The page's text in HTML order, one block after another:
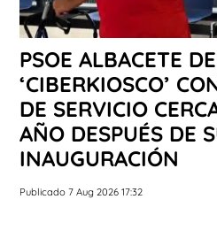
PSOE ALBACETE
‘CIBERKIOSCO’
DE SERVICIO
AÑO DESPUÉS DE
INAUGURACIÓN
Publicado 7 Aug 2026 17:32